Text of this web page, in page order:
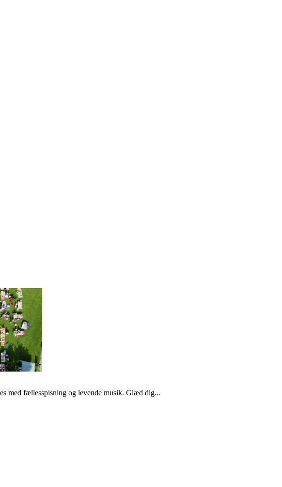
med fællesspisning og levende musik. Glæd dig...